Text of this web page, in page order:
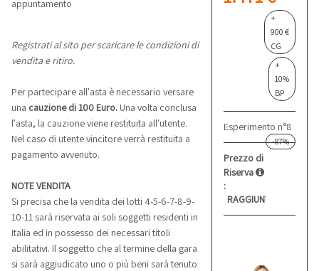
+
900 €
CG
+
10%
BP
Esperimento n°8
-87%
Prezzo di
Riserva
:
RAGGIUNTO
appuntamento
Registrati al sito per scaricare le condizioni di
vendita e ritiro.
Per partecipare all'asta è necessario versare
una cauzione di 100 Euro. Una volta conclusa
l'asta, la cauzione viene restituita all'utente.
Nel caso di utente vincitore verrà restituita a
pagamento avvenuto.
NOTE VENDITA
Si precisa che la vendita dei lotti 4-5-6-7-8-9-
10-11 sarà riservata ai soli soggetti residenti in
Italia ed in possesso dei necessari titoli
abilitativi. Il soggetto che al termine della gara
si sarà aggiudicato uno o più beni sarà tenuto